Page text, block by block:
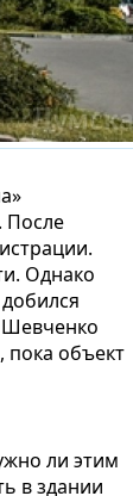
После
Однако
Шевченко
пока объект
ли этим
в здании